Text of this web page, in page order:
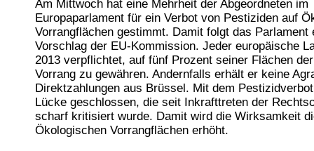
Am Mittwoch hat eine Mehrheit der Abgeordneten im
Europaparlament für ein Verbot von Pestiziden auf
Vorrangflächen gestimmt. Damit folgt das Parlament
Vorschlag der EU-Kommission. Jeder europäische
2013 verpflichtet, auf fünf Prozent seiner Flächen
Vorrang zu gewähren. Andernfalls erhält er keine
Direktzahlungen aus Brüssel. Mit dem
Lücke geschlossen, die seit Inkrafttreten der
scharf kritisiert wurde. Damit wird die Wirksamkeit
Ökologischen Vorrangflächen erhöht.